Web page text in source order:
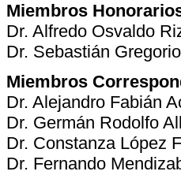
Miembros
Dr. Alfredo Osvaldo
Dr. Sebastián
Miembros
Dr. Alejandro Fabián
Dr. Germán Rodolfo
Dr. Constanza López
Dr. Fernando